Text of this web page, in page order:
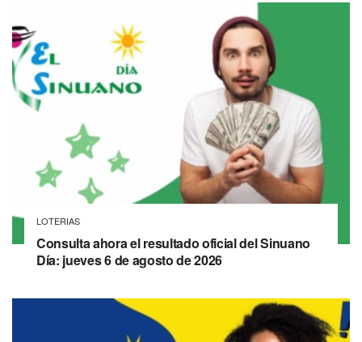
LOTERIAS
Consulta ahora el resultado oficial del Sinuano
Día: jueves 6 de agosto de 2026